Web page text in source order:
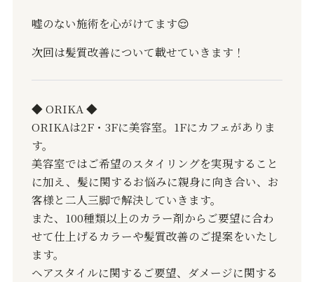
嘘のない施術を心がけてます😌
次回は髪質改善について載せていきます！
◆ ORIKA ◆
ORIKAは2F・3Fに美容室。1Fにカフェがありま
す。
美容室ではご希望のスタイリングを実現すること
に加え、髪に関するお悩みに親身に向き合い、お
客様と二人三脚で解決していきます。
また、100種類以上のカラー剤からご要望に合わ
せて仕上げるカラーや髪質改善のご提案をいたし
ます。
ヘアスタイルに関するご要望、ダメージに関する